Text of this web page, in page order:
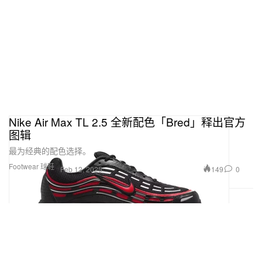
Footwear 球鞋
Nike Air Max TL 2.5 全新配色「Bred」释出官方
图辑
最为经典的配色选择。
Feb 12, 2025 149 0